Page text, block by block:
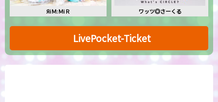
ЯiＭ:ＭiＲ ワッツ◎さーくる
LivePocket-Ticket